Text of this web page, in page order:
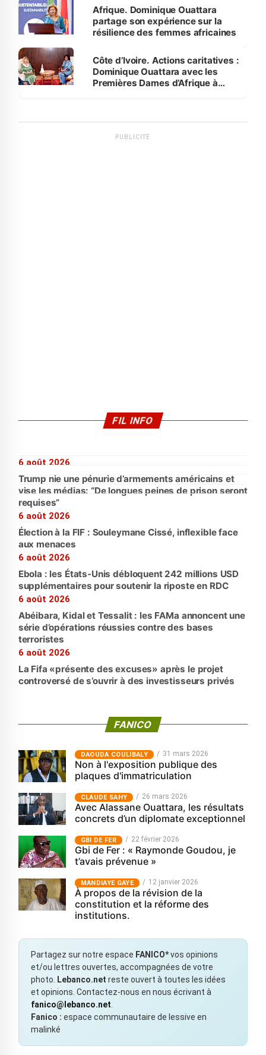
Afrique. Dominique Ouattara
partage son expérience sur la
résilience des femmes africaines
Côte d’Ivoire. Actions caritatives :
Dominique Ouattara avec les
Premières Dames d’Afrique à
PUBLICITÉ
FIL INFO
6 août 2026
Trump nie une pénurie d’armements américains et
vise les médias: “De longues peines de prison seront
requises”
6 août 2026
Élection à la FIF : Souleymane Cissé, inflexible face
aux menaces
6 août 2026
Ebola : les États-Unis débloquent 242 millions USD
supplémentaires pour soutenir la riposte en RDC
6 août 2026
Abéibara, Kidal et Tessalit : les FAMa annoncent une
série d’opérations réussies contre des bases
terroristes
6 août 2026
La Fifa «présente des excuses» après le projet
controversé de s’ouvrir à des investisseurs privés
FANICO
‎DAOUDA COULIBALY 31 mars 2026
Non à l'exposition publique des
plaques d'immatriculation
CLAUDE SAHY 26 mars 2026
Avec Alassane Ouattara, les résultats
concrets d’un diplomate exceptionnel
GBI DE FER 22 février 2026
Gbi de Fer : « Raymonde Goudou, je
t’avais prévenue »
MANDIAYE GAYE 12 janvier 2026
À propos de la révision de la
constitution et la réforme des
institutions.
Partagez sur notre espace FANICO*vos opinions
et/ou lettres ouvertes, accompagnées de votre
photo. Lebanco.net reste ouvert à toutes les idées
et opinions. Contactez-nous en nous écrivant à
fanico@lebanco.net.
Fanico : espace communautaire de lessive en
malinké